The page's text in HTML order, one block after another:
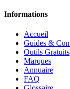
Informations
Accueil
Guides &
Outils Gratuits
Marques
Annuaire
FAQ